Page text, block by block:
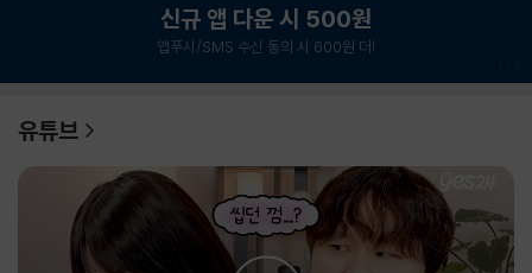
신규 앱 다운 시 500원
앱푸시/SMS 수신 동의 시 600원 더!
유튜브